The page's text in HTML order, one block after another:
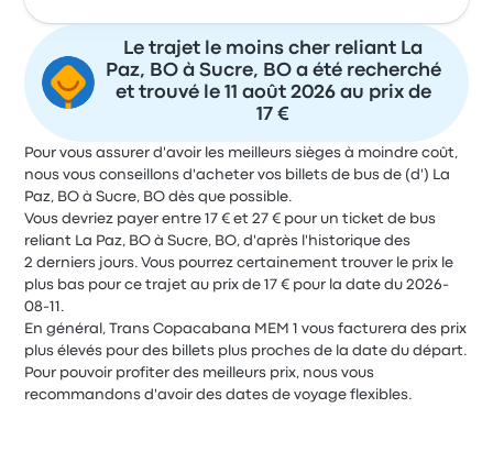
Le trajet le moins cher reliant La
Paz, BO à Sucre, BO a été recherché
et trouvé le 11 août 2026 au prix de
17 €
Pour vous assurer d'avoir les meilleurs sièges à moindre coût,
nous vous conseillons d'acheter vos billets de bus de (d') La
Paz, BO à Sucre, BO dès que possible.
Vous devriez payer entre 17 € et 27 € pour un ticket de bus
reliant La Paz, BO à Sucre, BO, d'après l'historique des
2 derniers jours. Vous pourrez certainement trouver le prix le
plus bas pour ce trajet au prix de 17 € pour la date du 2026-
08-11.
En général, Trans Copacabana MEM 1 vous facturera des prix
plus élevés pour des billets plus proches de la date du départ.
Pour pouvoir profiter des meilleurs prix, nous vous
recommandons d'avoir des dates de voyage flexibles.